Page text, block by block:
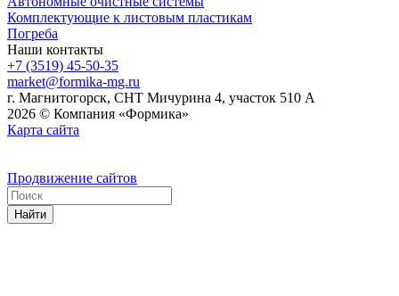
Комплектующие к листовым пластикам
Погреба
Наши контакты
+7 (3519) 45-50-35
market@formika-mg.ru
г. Магнитогорск, СНТ Мичурина 4, участок 510 А
2026 © Компания «Формика»
Карта сайта
Продвижение сайтов
Найти